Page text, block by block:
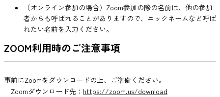
（オンライン参加の場合）Zoom参加の際の名前は、他の参加
者からも呼ばれることがありますので、ニックネームなど呼ば
れたい名前を入力ください。
ZOOM利用時のご注意事項
事前にZoomをダウンロードの上、ご準備ください。
Zoomダウンロード先： https://zoom.us/download